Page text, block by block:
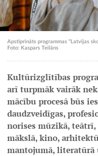
Apstiprināts programmas “Latvijas
Foto: Kaspars Teilāns
Kultūrizglītības
arī turpmāk vairāk
mācību procesā būs
daudzveidīgas,
norises mūzikā,
mākslā, kino,
mantojumā, literatūrā